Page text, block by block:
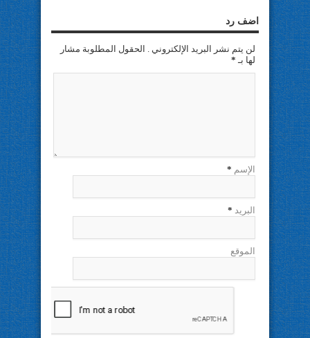
اضف رد
لن يتم نشر البريد الإلكتروني . الحقول المطلوبة مشار
لها بـ *
الإسم *
البريد *
الموقع